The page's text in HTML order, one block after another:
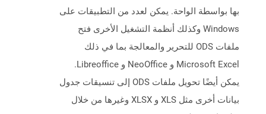
بها بواسطة الواحة. يمكن لعدد من التطبيقات على
Windows وكذلك أنظمة التشغيل الأخرى فتح
ملفات ODS للتحرير والمعالجة بما في ذلك
Microsoft Excel و NeoOffice و Libreoffice.
يمكن أيضًا تحويل ملفات ODS إلى تنسيقات جدول
بيانات أخرى مثل XLS و XLSX وغيرها من خلال